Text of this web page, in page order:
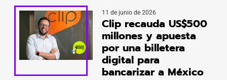
Argentina. La ronda reunió a fondos
como Latin Leap, CrossBoundary, Yango
Ventures, Promotora Social de México y
Satrack Ventures, además de OEMs
vinculados […]
11 de junio de 2026
Clip recauda US$500
millones y apuesta
por una billetera
digital para
bancarizar a México